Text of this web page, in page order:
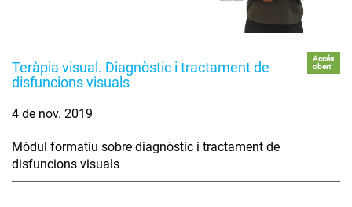
Teràpia visual. Diagnòstic i tractament de
disfuncions visuals
Accés
obert
4 de nov. 2019
Mòdul formatiu sobre diagnòstic i tractament de
disfuncions visuals